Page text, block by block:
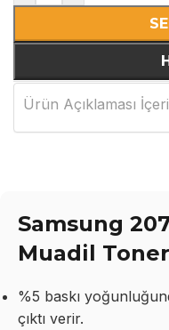
Ürün Açıklaması
Samsung
Muadil
%5 baskı
çıktı verir.